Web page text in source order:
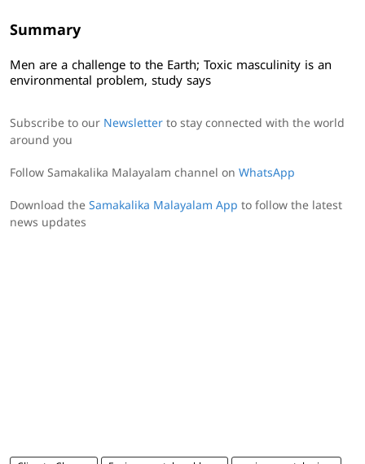
Summary
Men are a challenge to the Earth; Toxic masculinity is an
environmental problem, study says
Subscribe to our Newsletter to stay connected with the world
around you
Follow Samakalika Malayalam channel on WhatsApp
Download the Samakalika Malayalam App to follow the latest
news updates